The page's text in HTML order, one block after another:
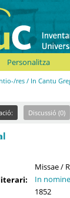
Personalitza
res / In Cantu
Discussió (0)
Missae /
In
1852